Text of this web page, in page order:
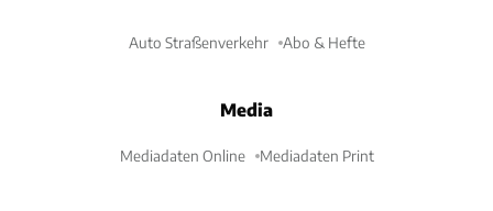
Auto Straßenverkehr Abo & Hefte
Media
Mediadaten Online Mediadaten Print